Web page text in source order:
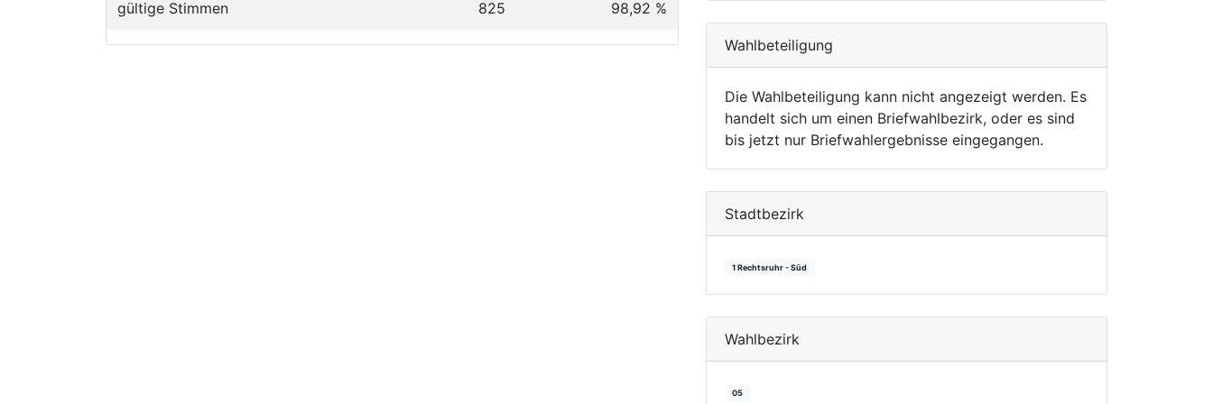
gültige Stimmen 825 98,92 %
Wahlbeteiligung
Die Wahlbeteiligung kann nicht angezeigt werden. Es
handelt sich um einen Briefwahlbezirk, oder es sind
bis jetzt nur Briefwahlergebnisse eingegangen.
Stadtbezirk
1 Rechtsruhr - Süd
Wahlbezirk
05